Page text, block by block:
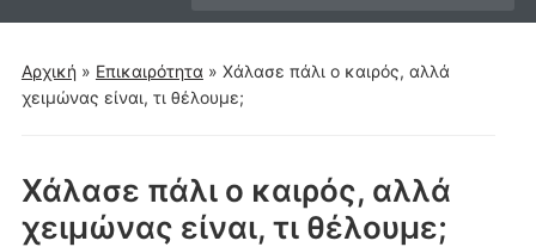
μενού
για
κινητά
Αρχική » Επικαιρότητα » Χάλασε πάλι ο καιρός, αλλά
χειμώνας είναι, τι θέλουμε;
Χάλασε πάλι ο καιρός, αλλά
χειμώνας είναι, τι θέλουμε;